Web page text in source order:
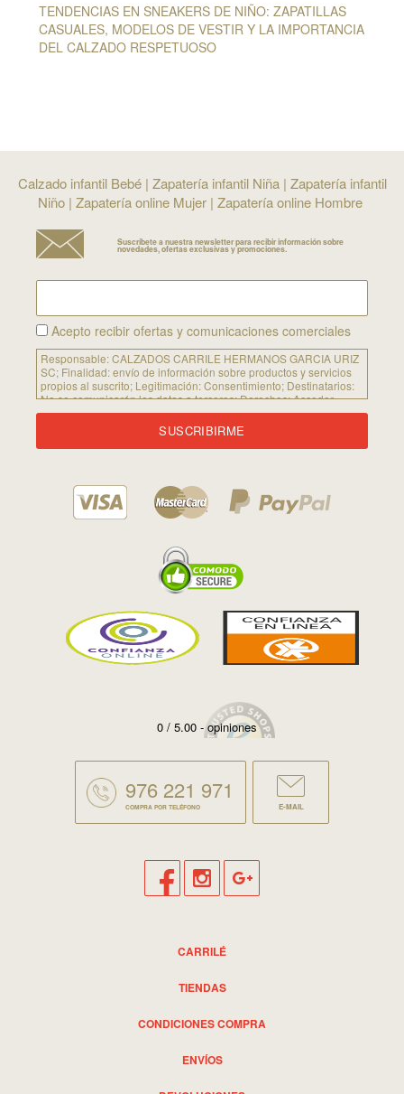
TENDENCIAS EN SNEAKERS DE NIÑO: ZAPATILLAS
CASUALES, MODELOS DE VESTIR Y LA IMPORTANCIA
DEL CALZADO RESPETUOSO
Calzado infantil Bebé| Zapatería infantil Niña| Zapatería infantil
Niño | Zapatería online Mujer | Zapatería online Hombre
Suscríbete a nuestra newsletter para recibir información sobre
novedades, ofertas exclusivas y promociones.
Acepto recibir ofertas y comunicaciones comerciales
Responsable:CALZADOS CARRILE HERMANOS GARCIA URIZ
SC; Finalidad:envío de información sobre productos y servicios
propios al suscrito; Legitimación: Consentimiento; Destinatarios:
No se comunicarán los datos a terceros;Derechos:Acceder,
rectificar y suprimir los datos, así como otros derechos, como se
explica en la información adicional. Puede consultar la
información adicional y detallada sobre Protección de Datos
siguiendoeste enlace
0 / 5.00 - opiniones
976 221 971
COMPRA POR TELÉFONO E-MAIL
CARRILÉ
TIENDAS
CONDICIONES COMPRA
ENVÍOS